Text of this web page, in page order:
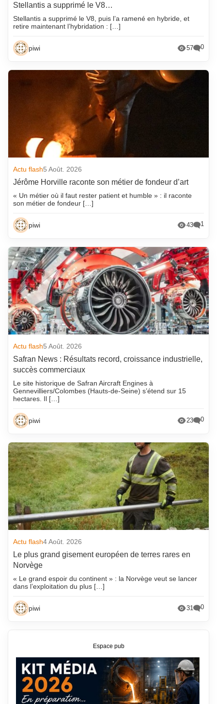
Stellantis a supprimé le V8…
Stellantis a supprimé le V8, puis l’a ramené en hybride, et
retire maintenant l’hybridation : […]
piwi 57 0
Actu flash5 Août. 2026
Jérôme Horville raconte son métier de fondeur d’art
« Un métier où il faut rester patient et humble » : il raconte
son métier de fondeur […]
piwi 43 1
Actu flash5 Août. 2026
Safran News : Résultats record, croissance industrielle,
succès commerciaux
Le site historique de Safran Aircraft Engines à
Gennevilliers/Colombes (Hauts-de-Seine) s’étend sur 15
hectares. Il […]
piwi 23 0
Actu flash4 Août. 2026
Le plus grand gisement européen de terres rares en
Norvège
« Le grand espoir du continent » : la Norvège veut se lancer
dans l’exploitation du plus […]
piwi 31 0
Espace pub